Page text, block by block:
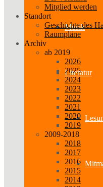
Musik
Literatur
Mitglied werden
Standort
Geschichte des
Raumpläne
Archiv
ab 2019
2026
2025
2024
2023
2022
2021
2020
2019
2009-2018
2018
2017
2016
2015
2014